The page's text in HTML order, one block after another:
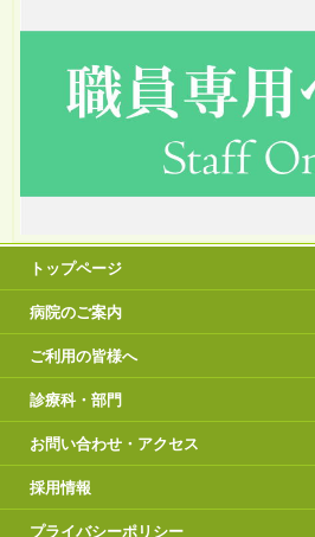
トップページ
病院のご案内
ご利用の皆様へ
診療科・部門
お問い合わせ・アクセス
採用情報
プライバシーポリシー